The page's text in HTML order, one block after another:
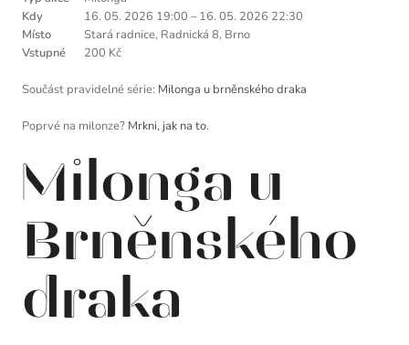
Kdy
16. 05. 2026 19:00 –16. 05. 2026 22:30
Místo
Stará radnice, Radnická 8, Brno
Vstupné
200 Kč
Součást pravidelné série: Milonga u brněnského draka
Poprvé na milonze? Mrkni, jak na to.
Milonga u
Brněnského
draka